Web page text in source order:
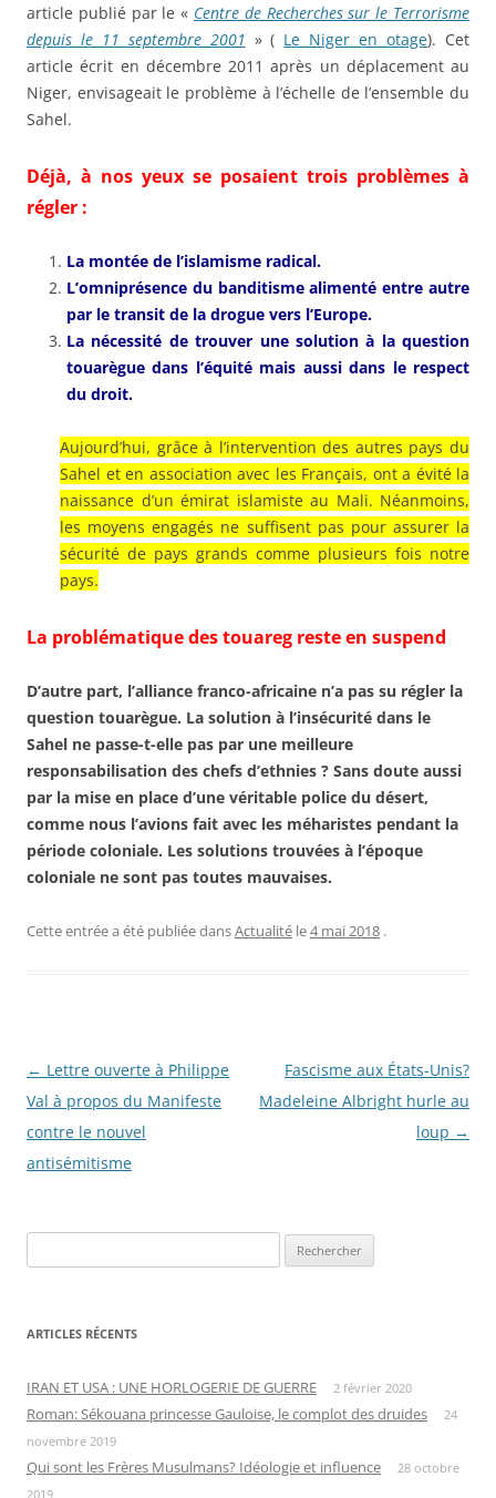
article publié par le « Centre de Recherches sur le Terrorisme
depuis le 11 septembre 2001 » ( Le Niger en otage). Cet
article écrit en décembre 2011 après un déplacement au
Niger, envisageait le problème à l’échelle de l’ensemble du
Sahel.
Déjà, à nos yeux se posaient trois problèmes à
régler :
La montée de l’islamisme radical.
L’omniprésence du banditisme alimenté entre autre
par le transit de la drogue vers l’Europe.
La nécessité de trouver une solution à la question
touarègue dans l’équité mais aussi dans le respect
du droit.
Aujourd’hui, grâce à l’intervention des autres pays du
Sahel et en association avec les Français, ont a évité la
naissance d’un émirat islamiste au Mali. Néanmoins,
les moyens engagés ne suffisent pas pour assurer la
sécurité de pays grands comme plusieurs fois notre
pays.
La problématique des touareg reste en suspend
D’autre part, l’alliance franco-africaine n’a pas su régler la
question touarègue. La solution à l’insécurité dans le
Sahel ne passe-t-elle pas par une meilleure
responsabilisation des chefs d’ethnies ? Sans doute aussi
par la mise en place d’une véritable police du désert,
comme nous l’avions fait avec les méharistes pendant la
période coloniale. Les solutions trouvées à l’époque
coloniale ne sont pas toutes mauvaises.
Cette entrée a été publiée dansActualité le4 mai 2018 .
Navigation
des
articles
← Lettre ouverte à Philippe
Val à propos du Manifeste
contre le nouvel
antisémitisme
Fascisme aux États-Unis?
Madeleine Albright hurle au
loup →
ARTICLES RÉCENTS
IRAN ET USA : UNE HORLOGERIE DE GUERRE 2 février 2020
Roman: Sékouana princesse Gauloise, le complot des druides
24
novembre 2019
Qui sont les Frères Musulmans? Idéologie et influence
28 octobre
2019